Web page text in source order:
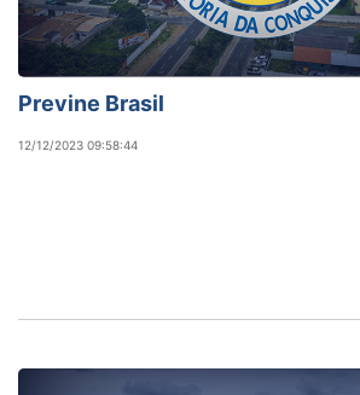
Previne Brasil
12/12/2023 09:58:44